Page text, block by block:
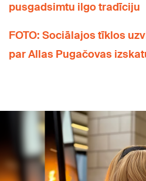
pusgadsimtu ilgo tradīciju
FOTO: Sociālajos tīklos
par Allas Pugačovas